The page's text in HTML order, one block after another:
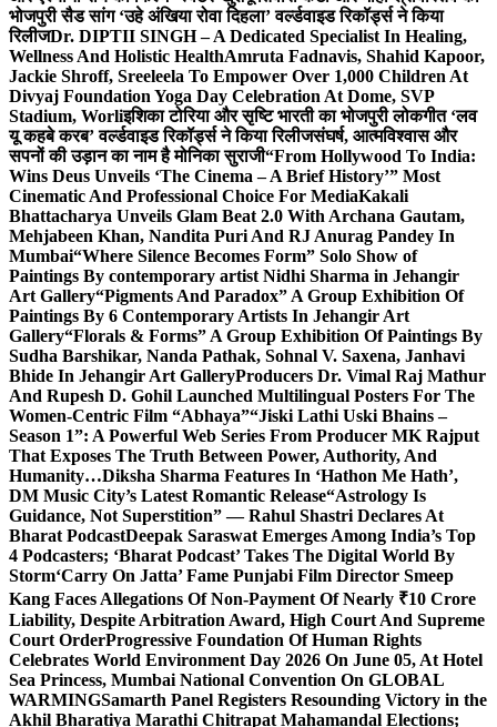
भोजपुरी सैड सांग ‘उहे अंखिया रोवा दिहला’ वर्ल्डवाइड रिकॉर्ड्स ने किया
रिलीजDr. DIPTII SINGH – A Dedicated Specialist In Healing,
Wellness And Holistic HealthAmruta Fadnavis, Shahid Kapoor,
Jackie Shroff, Sreeleela To Empower Over 1,000 Children At
Divyaj Foundation Yoga Day Celebration At Dome, SVP
Stadium, Worliइशिका टोरिया और सृष्टि भारती का भोजपुरी लोकगीत ‘लव
यू कहबे करब’ वर्ल्डवाइड रिकॉर्ड्स ने किया रिलीजसंघर्ष, आत्मविश्वास और
सपनों की उड़ान का नाम है मोनिका सुराजी“From Hollywood To India:
Wins Deus Unveils ‘The Cinema – A Brief History’” Most
Cinematic And Professional Choice For MediaKakali
Bhattacharya Unveils Glam Beat 2.0 With Archana Gautam,
Mehjabeen Khan, Nandita Puri And RJ Anurag Pandey In
Mumbai“Where Silence Becomes Form” Solo Show of
Paintings By contemporary artist Nidhi Sharma in Jehangir
Art Gallery“Pigments And Paradox” A Group Exhibition Of
Paintings By 6 Contemporary Artists In Jehangir Art
Gallery“Florals & Forms” A Group Exhibition Of Paintings By
Sudha Barshikar, Nanda Pathak, Sohnal V. Saxena, Janhavi
Bhide In Jehangir Art GalleryProducers Dr. Vimal Raj Mathur
And Rupesh D. Gohil Launched Multilingual Posters For The
Women-Centric Film “Abhaya”“Jiski Lathi Uski Bhains –
Season 1”: A Powerful Web Series From Producer MK Rajput
That Exposes The Truth Between Power, Authority, And
Humanity…Diksha Sharma Features In ‘Hathon Me Hath’,
DM Music City’s Latest Romantic Release“Astrology Is
Guidance, Not Superstition” — Rahul Shastri Declares At
Bharat PodcastDeepak Saraswat Emerges Among India’s Top
4 Podcasters; ‘Bharat Podcast’ Takes The Digital World By
Storm‘Carry On Jatta’ Fame Punjabi Film Director Smeep
Kang Faces Allegations Of Non-Payment Of Nearly ₹10 Crore
Liability, Despite Arbitration Award, High Court And Supreme
Court OrderProgressive Foundation Of Human Rights
Celebrates World Environment Day 2026 On June 05, At Hotel
Sea Princess, Mumbai National Convention On GLOBAL
WARMINGSamarth Panel Registers Resounding Victory in the
Akhil Bharatiya Marathi Chitrapat Mahamandal Elections;